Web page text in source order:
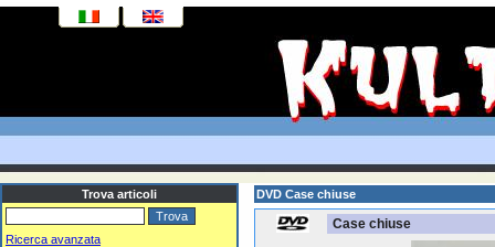
Trova articoli
Ricerca avanzata
DVD Case chiuse
Case chiuse